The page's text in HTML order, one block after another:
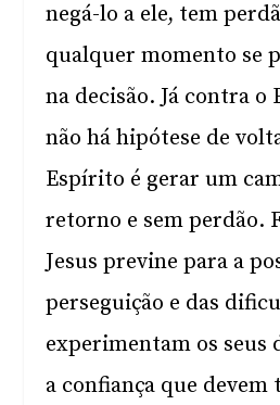
negá-lo a ele, tem
qualquer momento se
na decisão. Já contra o
não há hipótese de
Espírito é gerar um
retorno e sem perdão.
Jesus previne para a
perseguição e das
experimentam os seus
a confiança que devem